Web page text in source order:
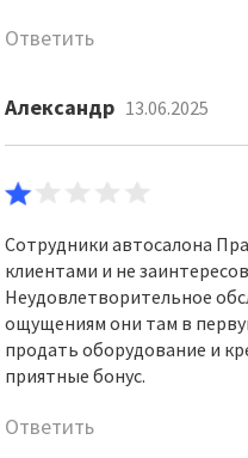
Ответить
Александр 13.06.2025
Сотрудники автосалона
клиентами и не
Неудовлетворительное
ощущениям они там в
продать оборудование и
приятные бонус.
Ответить